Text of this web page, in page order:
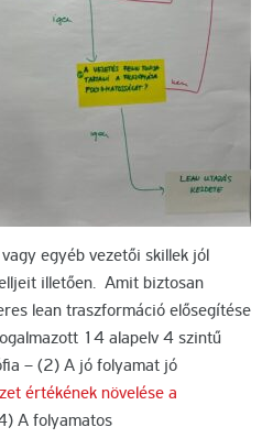
egyéb vezetői skillek jól
illetően. Amit biztosan
lean traszformáció elősegítése
14 alapelv 4 szintű
– (2) A jó folyamat jó
értékének növelése a
A folyamatos